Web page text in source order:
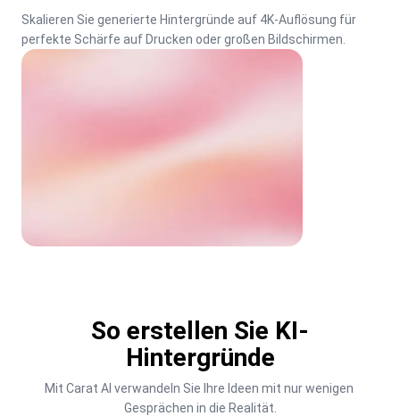
Skalieren Sie generierte Hintergründe auf 4K-Auflösung für
perfekte Schärfe auf Drucken oder großen Bildschirmen.
So erstellen Sie KI-
Hintergründe
Mit Carat AI verwandeln Sie Ihre Ideen mit nur wenigen
Gesprächen in die Realität.